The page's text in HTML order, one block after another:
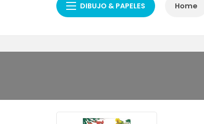
DIBUJO & PAPELES Home